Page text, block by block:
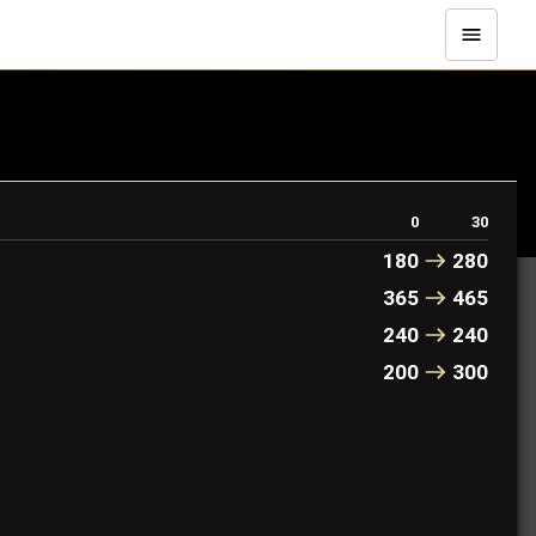
0 30
180
280
365
465
240
240
200
300